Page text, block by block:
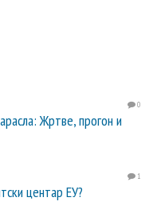
0
Жртве, прогон и
1
центар ЕУ?